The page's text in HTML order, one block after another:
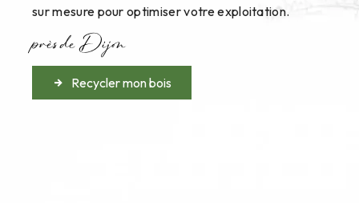
sur mesure pour optimiser votre exploitation.
près de Dijon
Recycler mon bois